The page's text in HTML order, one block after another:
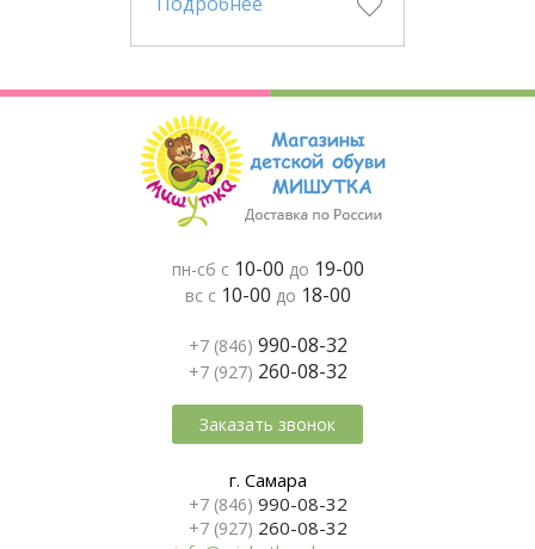
пн-сб с 10-00 до 19-00
вс с 10-00 до 18-00
+7 (846) 990-08-32
+7 (927) 260-08-32
Заказать звонок
г. Самара
+7 (846) 990-08-32
+7 (927) 260-08-32